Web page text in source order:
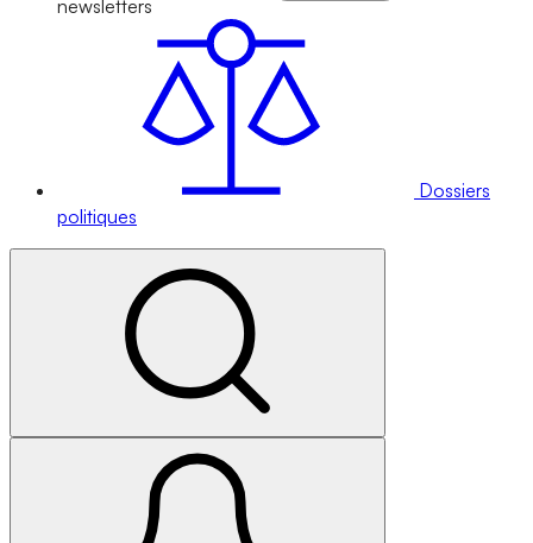
newsletters
Dossiers
politiques